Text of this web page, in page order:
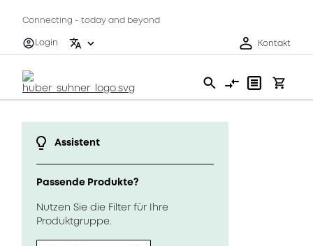
Connecting - today and beyond
Login
Kontakt
Assistent
Passende Produkte?
Nutzen Sie die Filter für Ihre
Produktgruppe.